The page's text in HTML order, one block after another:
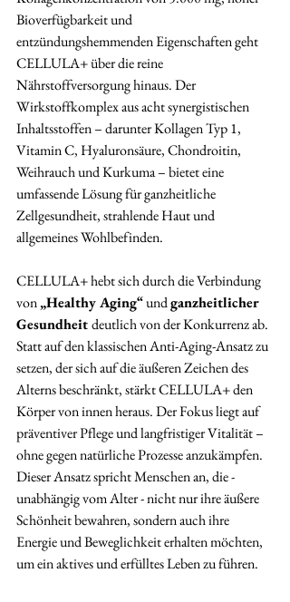
Bioverfügbarkeit und
entzündungshemmenden Eigenschaften geht
CELLULA+ über die reine
Nährstoffversorgung hinaus. Der
Wirkstoffkomplex aus acht synergistischen
Inhaltsstoffen – darunter Kollagen Typ 1,
Vitamin C, Hyaluronsäure, Chondroitin,
Weihrauch und Kurkuma – bietet eine
umfassende Lösung für ganzheitliche
Zellgesundheit, strahlende Haut und
allgemeines Wohlbefinden.
CELLULA+ hebt sich durch die Verbindung
von „Healthy Aging“ und ganzheitlicher
Gesundheit deutlich von der Konkurrenz ab.
Statt auf den klassischen Anti-Aging-Ansatz zu
setzen, der sich auf die äußeren Zeichen des
Alterns beschränkt, stärkt CELLULA+ den
Körper von innen heraus. Der Fokus liegt auf
präventiver Pflege und langfristiger Vitalität –
ohne gegen natürliche Prozesse anzukämpfen.
Dieser Ansatz spricht Menschen an, die -
unabhängig vom Alter - nicht nur ihre äußere
Schönheit bewahren, sondern auch ihre
Energie und Beweglichkeit erhalten möchten,
um ein aktives und erfülltes Leben zu führen.